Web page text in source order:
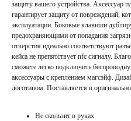
защиту вашего устройства. Аксессуар
гарантирует защиту от повреждений,
эксплуатации. Боковые клавиши
предохраняющими от попадания
отверстия идеально соответствуют
кейса не препятствует nfc сигналу.
сможете легко подключить
аксессуары с креплением магсэйф.
логотипом. Поставляется в
Не скользит в руках